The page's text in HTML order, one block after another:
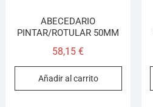
ABECEDARIO
PINTAR/ROTULAR 50MM
58,15€
Añadir al carrito